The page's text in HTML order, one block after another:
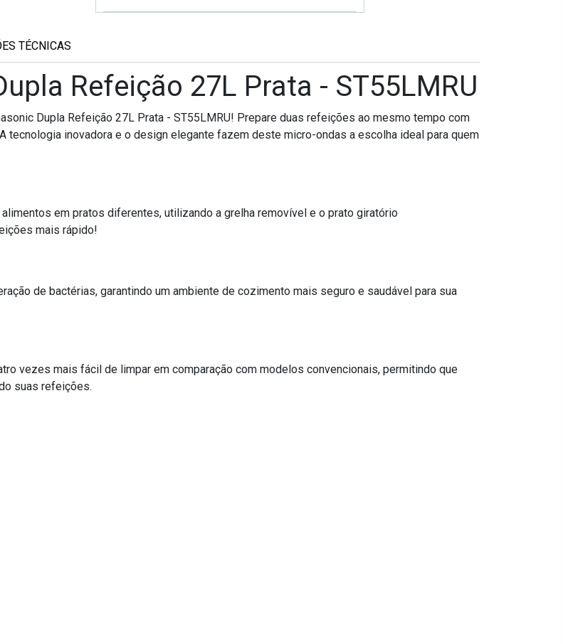
TÉCNICAS
Refeição 27L Prata - ST55LMRU
Dupla Refeição 27L Prata - ST55LMRU! Prepare duas refeições ao mesmo tempo com
tecnologia inovadora e o design elegante fazem deste micro-ondas a escolha ideal para quem
em pratos diferentes, utilizando a grelha removível e o prato giratório
mais rápido!
de bactérias, garantindo um ambiente de cozimento mais seguro e saudável para sua
vezes mais fácil de limpar em comparação com modelos convencionais, permitindo que
suas refeições.